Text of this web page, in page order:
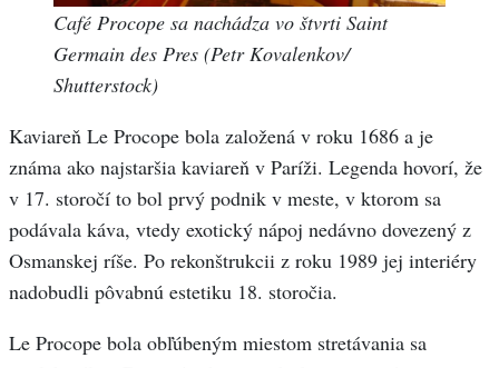
Café Procope sa nachádza vo štvrti Saint
Germain des Pres (Petr Kovalenkov/
Shutterstock)
Kaviareň Le Procope bola založená v roku 1686 a je
známa ako najstaršia kaviareň v Paríži. Legenda hovorí, že
v 17. storočí to bol prvý podnik v meste, v ktorom sa
podávala káva, vtedy exotický nápoj nedávno dovezený z
Osmanskej ríše. Po rekonštrukcii z roku 1989 jej interiéry
nadobudli pôvabnú estetiku 18. storočia.
Le Procope bola obľúbeným miestom stretávania sa